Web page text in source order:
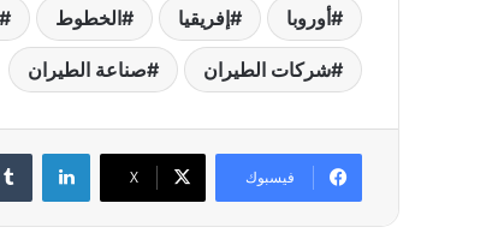
أوروبا إفريقيا الخطوط
شركات الطيران صناعة الطيران
فيسبوك ‫X